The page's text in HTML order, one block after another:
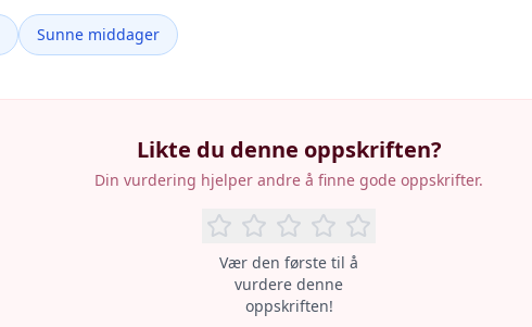
Sunne middager
Likte du denne oppskriften?
Din vurdering hjelper andre å finne gode oppskrifter.
Vær den første til å
vurdere denne
oppskriften!